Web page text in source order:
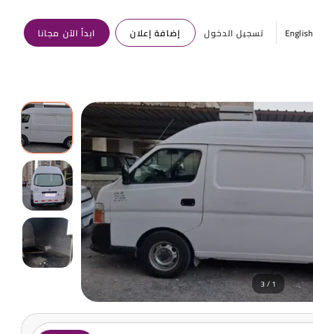
English تسجيل الدخول إضافة إعلان ابدأ الآن مجانا
1 / 3